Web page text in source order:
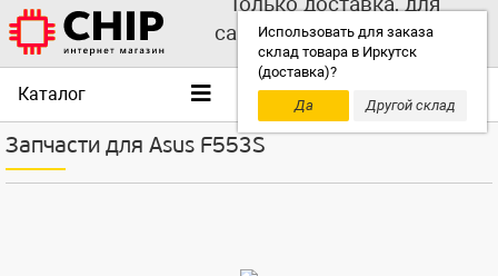
Использовать для заказа
склад товара в Иркутск
(доставка)?
Да
Другой склад
самовывоза выбирайте
другой склад!
Каталог
Запчасти для Asus F553S